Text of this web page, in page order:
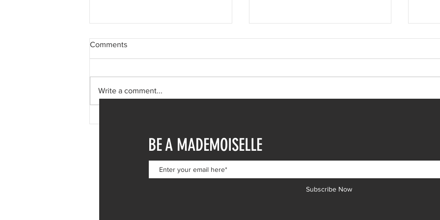
επίσκεψη στην Ιερά Μονή
αγάπης στον Γρηγόρη
Comments
Write a comment...
BE A MADEMOISELLE
Subscribe Now